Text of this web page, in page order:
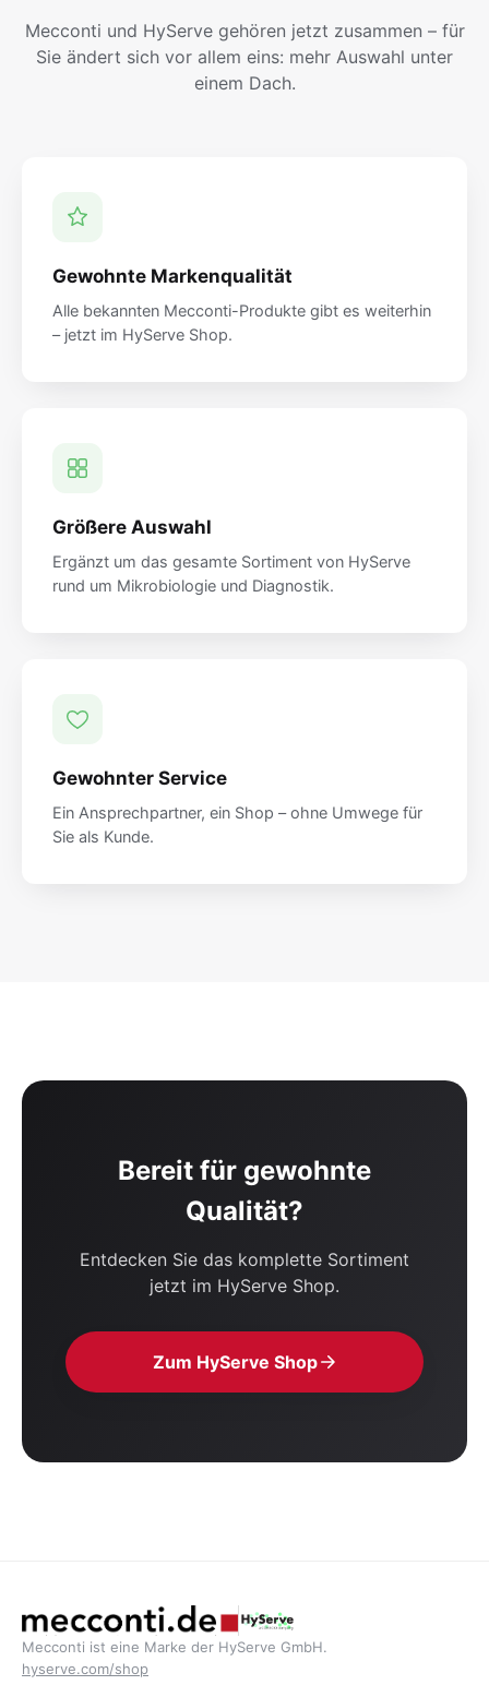
Mecconti und HyServe gehören jetzt zusammen – für
Sie ändert sich vor allem eins: mehr Auswahl unter
einem Dach.
Gewohnte Markenqualität
Alle bekannten Mecconti-Produkte gibt es weiterhin
– jetzt im HyServe Shop.
Größere Auswahl
Ergänzt um das gesamte Sortiment von HyServe
rund um Mikrobiologie und Diagnostik.
Gewohnter Service
Ein Ansprechpartner, ein Shop – ohne Umwege für
Sie als Kunde.
Bereit für gewohnte
Qualität?
Entdecken Sie das komplette Sortiment
jetzt im HyServe Shop.
Zum HyServe Shop
Mecconti ist eine Marke der HyServe GmbH.
hyserve.com/shop